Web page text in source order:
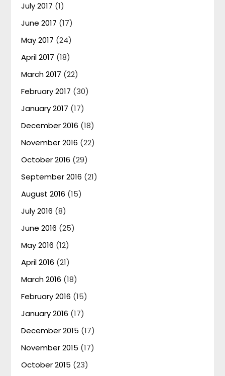
July 2017 (1)
June 2017 (17)
May 2017 (24)
April 2017 (18)
March 2017 (22)
February 2017 (30)
January 2017 (17)
December 2016 (18)
November 2016 (22)
October 2016 (29)
September 2016 (21)
August 2016 (15)
July 2016 (8)
June 2016 (25)
May 2016 (12)
April 2016 (21)
March 2016 (18)
February 2016 (15)
January 2016 (17)
December 2015 (17)
November 2015 (17)
October 2015 (23)